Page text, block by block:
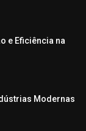
e Eficiência na
Modernas